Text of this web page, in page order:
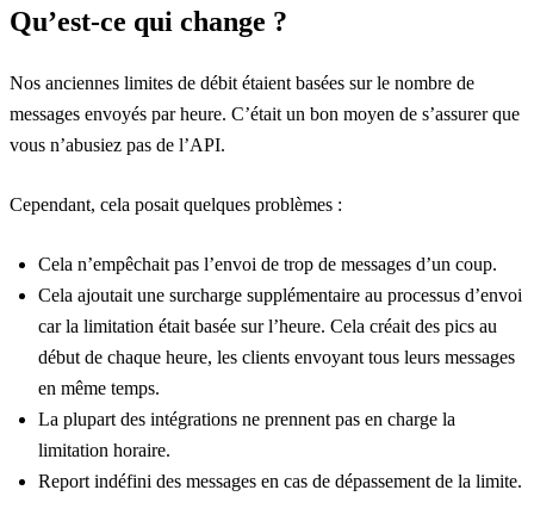
Qu’est-ce qui change ?
Nos anciennes limites de débit étaient basées sur le nombre de
messages envoyés par heure. C’était un bon moyen de s’assurer que
vous n’abusiez pas de l’API.
Cependant, cela posait quelques problèmes :
Cela n’empêchait pas l’envoi de trop de messages d’un coup.
Cela ajoutait une surcharge supplémentaire au processus d’envoi
car la limitation était basée sur l’heure. Cela créait des pics au
début de chaque heure, les clients envoyant tous leurs messages
en même temps.
La plupart des intégrations ne prennent pas en charge la
limitation horaire.
Report indéfini des messages en cas de dépassement de la limite.